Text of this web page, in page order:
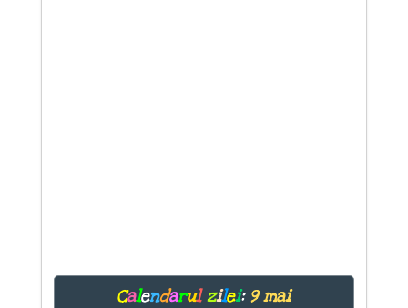
Calendarul zilei: 9 mai